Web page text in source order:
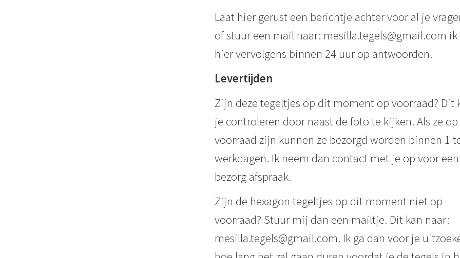
Laat hier gerust een berichtje achter voor al je
of stuur een mail naar: mesilla.tegels@gmail.com ik
hier vervolgens binnen 24 uur op antwoorden.
Levertijden
Zijn deze tegeltjes op dit moment op voorraad? Dit
je controleren door naast de foto te kijken. Als ze op
voorraad zijn kunnen ze bezorgd worden binnen 1
werkdagen. Ik neem dan contact met je op voor een
bezorg afspraak.
Zijn de hexagon tegeltjes op dit moment niet op
voorraad? Stuur mij dan een mailtje. Dit kan naar:
mesilla.tegels@gmail.com. Ik ga dan voor je